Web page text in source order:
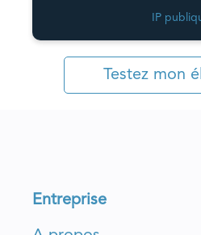
IP
Testez mon
Entreprise